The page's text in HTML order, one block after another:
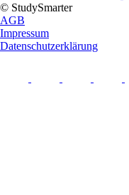
© StudySmarter
AGB
Impressum
Datenschutzerklärung